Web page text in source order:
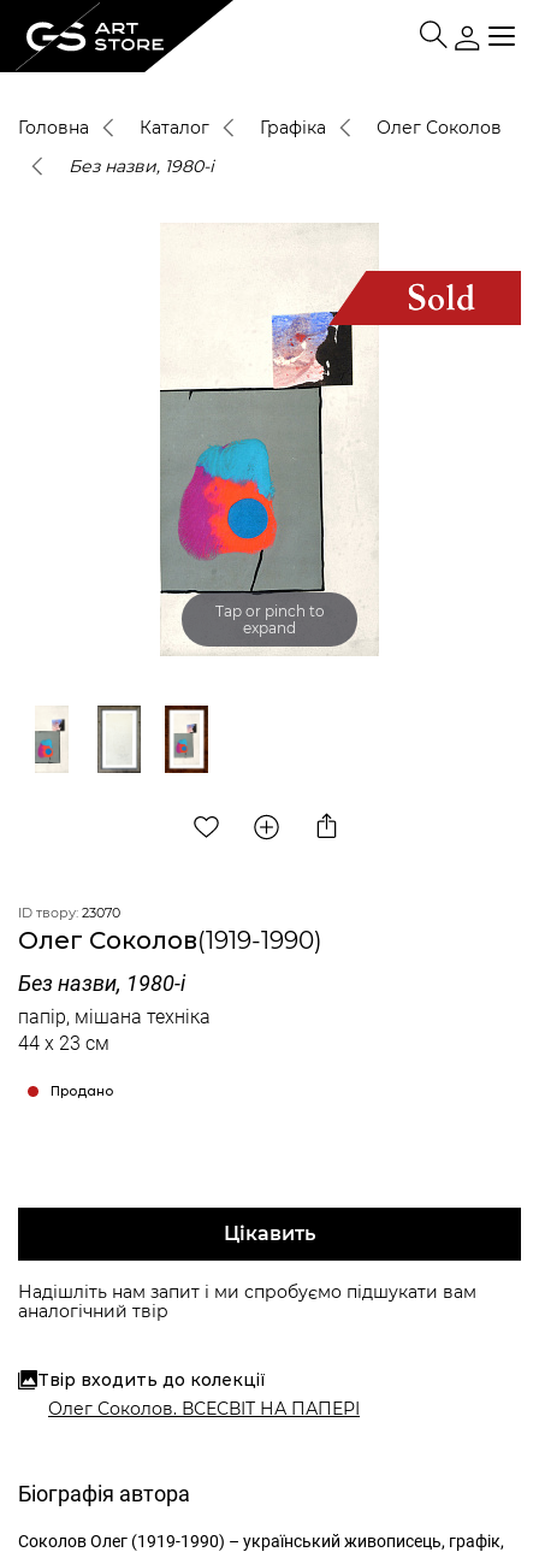
Головна Каталог Графіка
Олег Соколов
Без назви, 1980-і
Tap or pinch to
expand
ID твору: 23070
Олег Соколов(1919-1990)
Без назви, 1980-і
папір, мішана техніка
44 x 23 см
Продано
Цікавить
Надішліть нам запит і ми спробуємо підшукати вам
аналогічний твір
Твір входить до колекції
Олег Соколов. ВСЕСВІТ НА ПАПЕРІ
Біографія автора
Соколов Олег (1919-1990) – український живописець, графік,